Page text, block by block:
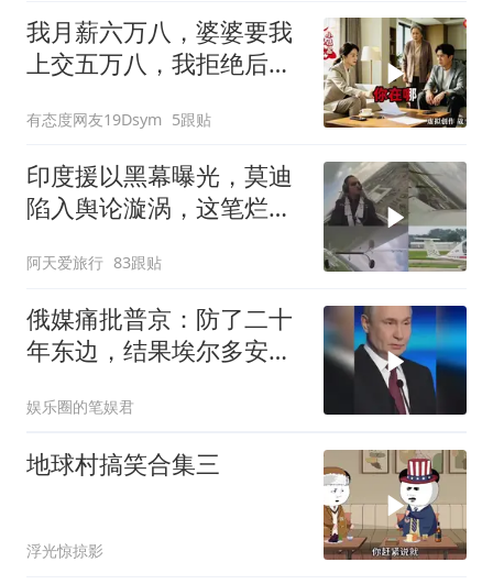
我月薪六万八，婆婆要我
上交五万八，我拒绝后她
离婚
有态度网友19Dsym 5跟贴
印度援以黑幕曝光，莫迪
陷入舆论漩涡，这笔烂账
阿天爱旅行 83跟贴
俄媒痛批普京：防了二十
年东边，结果埃尔多安把
娱乐圈的笔娱君
地球村搞笑合集三
浮光惊掠影